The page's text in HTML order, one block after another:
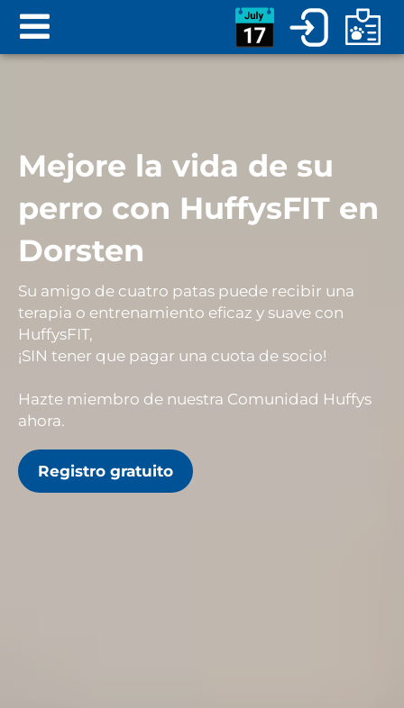
Mejore la vida de su
perro con HuffysFIT en
Dorsten
Su amigo de cuatro patas puede recibir una
terapia o entrenamiento eficaz y suave con
HuffysFIT,
¡SIN tener que pagar una cuota de socio!
Hazte miembro de nuestra Comunidad Huffys
ahora.
Registro gratuito